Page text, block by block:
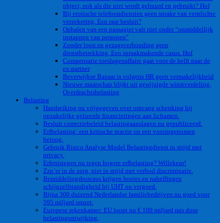
object, ook als die niet wordt gehuurd en gebruikt? Hof
Bij erotische telefoondiensten geen sprake van verplichte
verzekering. Een raar besluit?
Ophalen van een passagier valt niet onder “onmiddellijk
instappen van personen”
Zonder loon en gezagsverhouding geen
dienstbetrekking. Een spraakmakende casus. Hof
Compensatie toeslagenaffaire gaat voor de helft naar de
ex-partner
Beverwijkse Bazaar is volgens HR geen vermakelijkheid
Nieuwe maatschap blijkt uit gewijzigde winstverdeling.
Overdrachtsbelasting
Belasting
Handreiking nu vrijgegeven over omvang schenking bij
onzakelijke gelieerde financieringen aan lichamen.
Besluit correctiebeleid belastingaanslagen nu gepubliceerd.
Erfbelasting: een kritische reactie op een vooringenomen
betoog.
Gebruik Risico Analyse Model Belastingdienst in strijd met
privacy.
Erfenisregen nu tegen hogere erfbelasting? Willekeur!
Zzp’er in de zorg, niet in strijd met verbod discriminatie.
Bemiddelingsbureaus krijgen boetes en naheffingen
schijnzelfstandigheid bij UHT nu vergoed.
Bijna 300 duizend Nederlandse familiebedrijven nu goed voor
595 miljard omzet.
Europese rekenkamer: EU loopt nu € 100 miljard mis door
belastingontwijking.